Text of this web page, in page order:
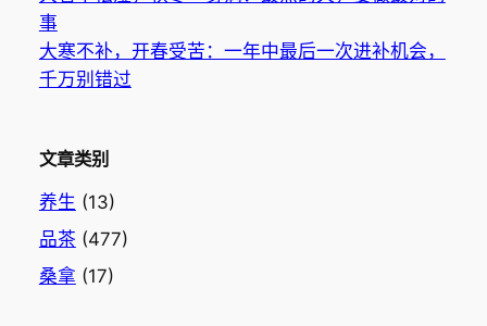
事
大寒不补，开春受苦：一年中最后一次进补机会，
千万别错过
文章类别
养生 (13)
品茶 (477)
桑拿 (17)